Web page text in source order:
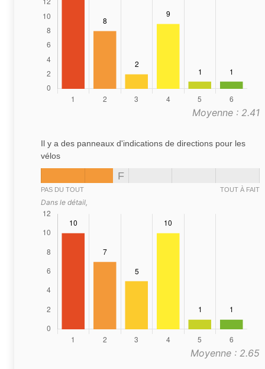
Moyenne : 2.41
Il y a des panneaux d'indications de directions pour les
vélos
F
PAS DU TOUT TOUT À FAIT
Dans le détail,
Moyenne : 2.65